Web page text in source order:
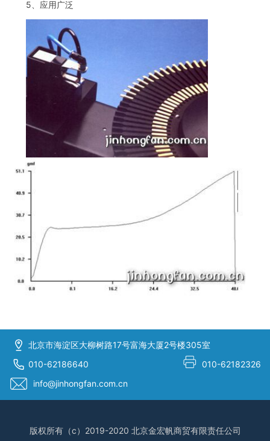
5、应用广泛
北京市海淀区大柳树路17号富海大厦2号楼305室
010-62186640
010-62182326
info@jinhongfan.com.cn
版权所有（c）2019-2020 北京金宏帆商贸有限责任公司